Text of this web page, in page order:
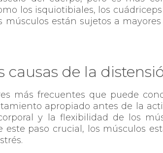
los isquiotibiales, los
músculos están sujetos a
causas de la
más frecuentes que puede
apropiado antes de la
y la flexibilidad de los
este paso crucial, los músculos